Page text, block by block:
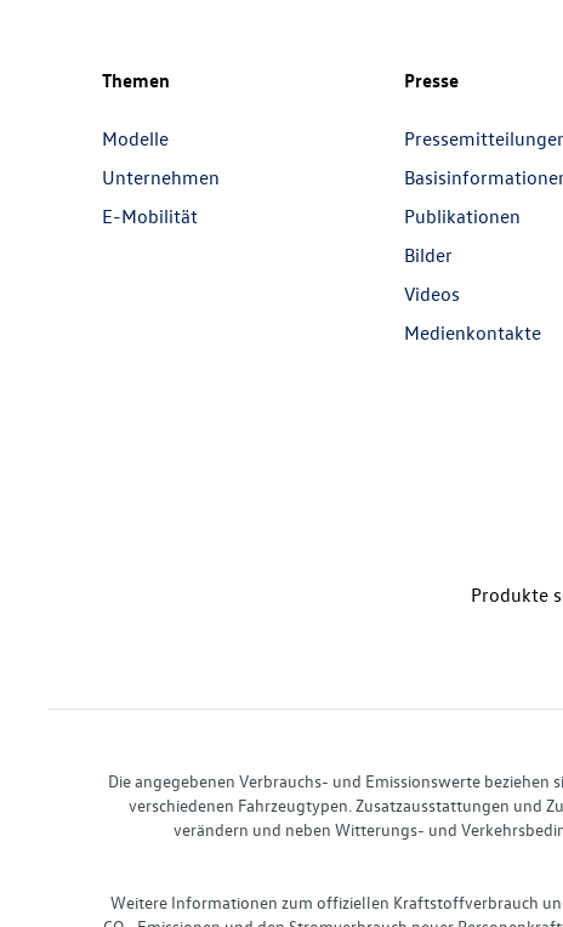
Themen
Modelle
Unternehmen
E-Mobilität
Presse
Publikationen
Bilder
Videos
Medienkontakte
Produkte
Die angegebenen Verbrauchs- und Emissionswerte
verschiedenen Fahrzeugtypen. Zusatzausstattungen und
verändern und neben Witterungs- und
Weitere Informationen zum offiziellen Kraftstoffverbrauch